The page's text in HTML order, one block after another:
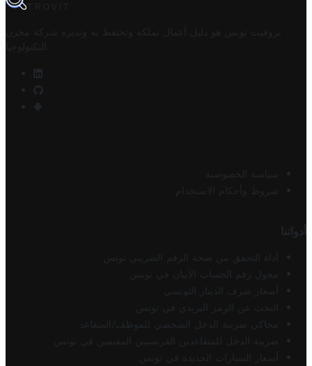
TROVIT
تروفيت تونس هو دليل أعمال تملكه وتحتفظ به وتديره
شركة مخزن
التكنولوجيا
سياسة الخصوصية
شروط وأحكام الاستخدام
أدواتنا
أداة التحقق من صحة الرقم الضريبي تونس
محول رقم الحساب الآيبان في تونس
أسعار صرف الدينار التونسي
البحث عن الرمز البريدي في تونس
محاكي ضريبة الدخل الشخصي للموظف/المتقاعد
ضريبة الدخل للمتقاعدين الفرنسيين المقيمين في تونس
أسعار السيارات الجديدة في تونس